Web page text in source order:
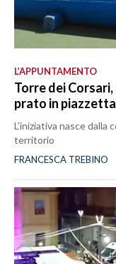
L’APPUNTAMENTO
Torre dei
prato in
L’iniziativa nasce
territorio
FRANCESCA TREBINO